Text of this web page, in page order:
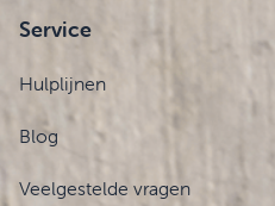
Service
Hulplijnen
Blog
Veelgestelde vragen